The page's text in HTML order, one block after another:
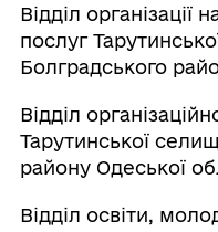
Відділ організації
послуг
Болградського
Відділ
Тарутинської
району Одеської
Відділ освіти,